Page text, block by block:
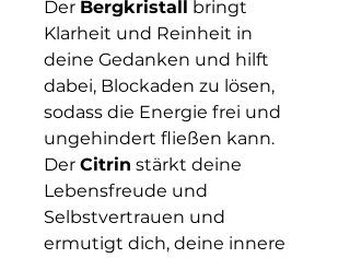
Der Bergkristall bringt
Klarheit und Reinheit in
deine Gedanken und hilft
dabei, Blockaden zu lösen,
sodass die Energie frei und
ungehindert fließen kann.
Der Citrin stärkt deine
Lebensfreude und
Selbstvertrauen und
ermutigt dich, deine innere